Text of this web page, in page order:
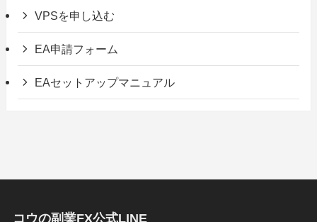
VPSを申し込む
EA申請フォーム
EAセットアップマニュアル
コウの副業FX公式LINE